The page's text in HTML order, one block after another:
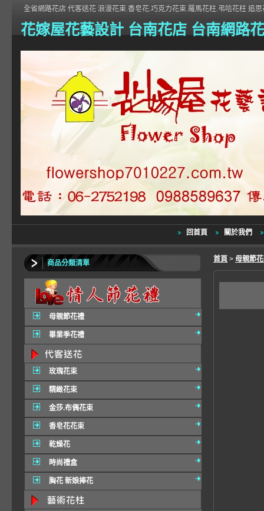
花嫁屋花藝設計 台南花店 台南網路
全省網路花店 代客送花 浪漫花束.香皂花.巧克力花束.羅馬花柱.弔唁花柱 追
回首頁 關於我們
商品分類清單
母親節花禮
畢業季花禮
玫瑰花束
精緻花束
金莎.布偶花束
香皂花花束
乾燥花
時尚禮盒
胸花 新娘捧花
首頁 > 母親節